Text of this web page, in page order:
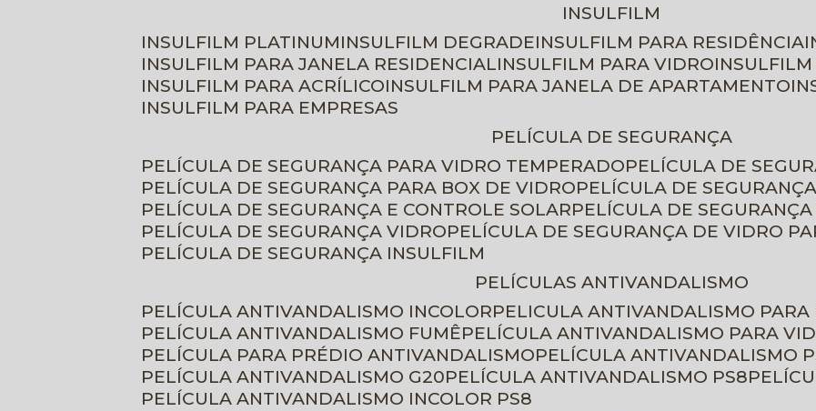
INSULFILM
INSULFILM PLATINUM INSULFILM DEGRADE INSULFILM PARA RESIDÊNCIA
INSULFILM PARA JANELA RESIDENCIAL INSULFILM PARA VIDRO
INSULFILM PARA ACRÍLICO INSULFILM PARA JANELA DE APARTAMENTO
INSULFILM PARA EMPRESAS
PELÍCULA DE SEGURANÇA
PELÍCULA DE SEGURANÇA PARA VIDRO TEMPERADO
PELÍCULA DE
PELÍCULA DE SEGURANÇA PARA BOX DE VIDRO
PELÍCULA DE
PELÍCULA DE SEGURANÇA E CONTROLE SOLAR
PELÍCULA DE
PELÍCULA DE SEGURANÇA VIDRO
PELÍCULA DE SEGURANÇA DE VIDRO
PELÍCULA DE SEGURANÇA INSULFILM
PELÍCULAS ANTIVANDALISMO
PELÍCULA ANTIVANDALISMO INCOLOR
PELICULA ANTIVANDALISMO PARA
PELÍCULA ANTIVANDALISMO FUMÊ
PELÍCULA ANTIVANDALISMO PARA
PELÍCULA PARA PRÉDIO ANTIVANDALISMO
PELÍCULA ANTIVANDALISMO
PELÍCULA ANTIVANDALISMO G20
PELÍCULA ANTIVANDALISMO PS8
PELÍCULA ANTIVANDALISMO INCOLOR PS8